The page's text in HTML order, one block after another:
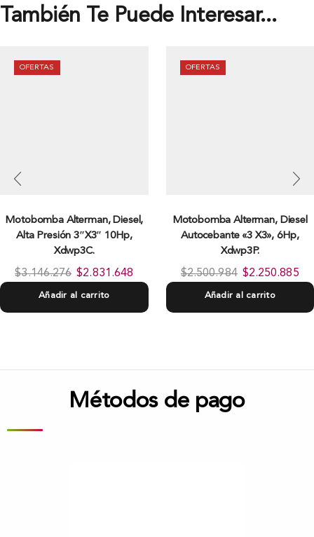
También Te Puede Interesar...
OFERTAS
Motobomba Alterman, Diesel,
Alta Presión 3″X3″ 10Hp,
Xdwp3C.
$3.146.276 $2.831.648
Añadir al carrito
OFERTAS
Motobomba Alterman, Diesel
Autocebante «3 X3», 6Hp,
Xdwp3P.
$2.500.984 $2.250.885
Añadir al carrito
Métodos de pago